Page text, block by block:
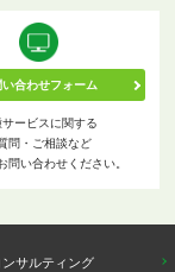
い合わせフォーム
サービスに関する
問・ご相談など
問い合わせください。
サルティング